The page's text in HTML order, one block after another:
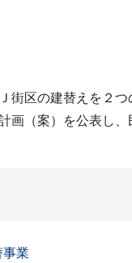
区の建替えを２
画（案）を公表し
業